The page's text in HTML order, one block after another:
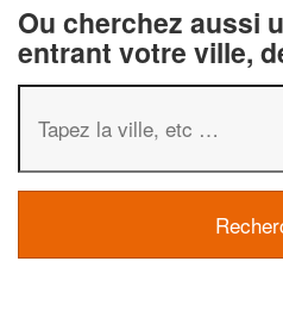
Ou cherchez aussi
entrant votre ville,